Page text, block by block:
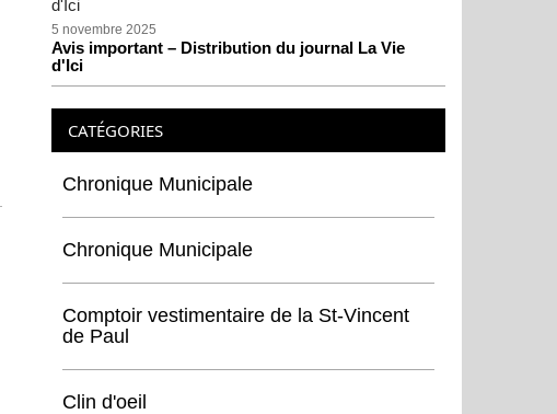
5 novembre 2025
Avis important – Distribution du journal La Vie
d'Ici
CATÉGORIES
Chronique Municipale
Chronique Municipale
Comptoir vestimentaire de la St-Vincent
de Paul
Clin d'oeil